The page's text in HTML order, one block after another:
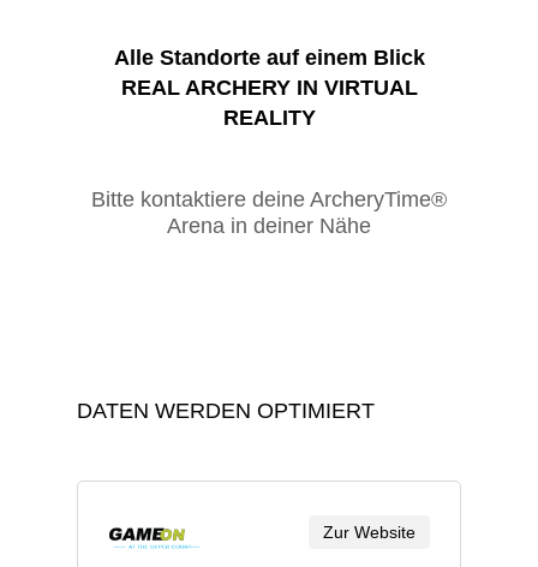
Alle Standorte auf einem Blick
REAL ARCHERY IN VIRTUAL
REALITY
Bitte kontaktiere deine ArcheryTime®
Arena in deiner Nähe
DATEN WERDEN OPTIMIERT
Zur Website